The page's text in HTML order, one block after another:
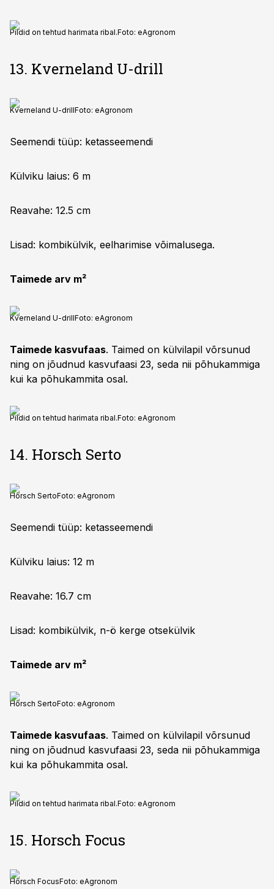
Pildid on tehtud harimata ribal.Foto: eAgronom
13. Kverneland U-drill
Kverneland U-drillFoto: eAgronom
Seemendi tüüp: ketasseemendi
Külviku laius: 6 m
Reavahe: 12.5 cm
Lisad: kombikülvik, eelharimise võimalusega.
Taimede arv m²
Kverneland U-drillFoto: eAgronom
Taimede kasvufaas. Taimed on külvilapil võrsunud
ning on jõudnud kasvufaasi 23, seda nii põhukammiga
kui ka põhukammita osal.
Pildid on tehtud harimata ribal.Foto: eAgronom
14. Horsch Serto
Horsch SertoFoto: eAgronom
Seemendi tüüp: ketasseemendi
Külviku laius: 12 m
Reavahe: 16.7 cm
Lisad: kombikülvik, n-ö kerge otsekülvik
Taimede arv m²
Horsch SertoFoto: eAgronom
Taimede kasvufaas. Taimed on külvilapil võrsunud
ning on jõudnud kasvufaasi 23, seda nii põhukammiga
kui ka põhukammita osal.
Pildid on tehtud harimata ribal.Foto: eAgronom
15. Horsch Focus
Horsch FocusFoto: eAgronom